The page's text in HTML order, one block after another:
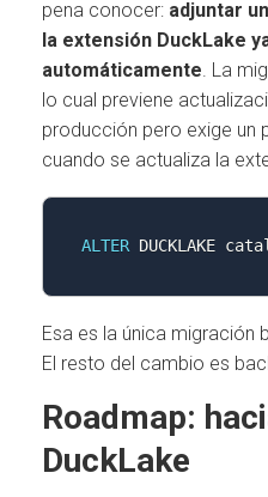
pena conocer: adjuntar
la extensión DuckLake
automáticamente. La
lo cual previene
producción pero exige un
cuando se actualiza la
ALTER DUCKLAKE
Esa es la única migración
El resto del cambio es
Roadmap:
DuckLake